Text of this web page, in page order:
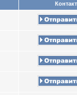
Контакт